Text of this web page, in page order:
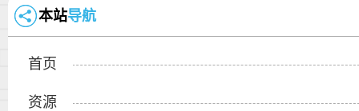
本站导航
首页
资源